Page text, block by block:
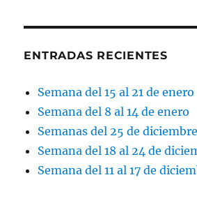
ENTRADAS RECIENTES
Semana del 15 al 21 de enero
Semana del 8 al 14 de enero
Semanas del 25 de
Semana del 18 al 24 de
Semana del 11 al 17 de